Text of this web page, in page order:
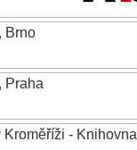
Brno
Praha
- Knihovna